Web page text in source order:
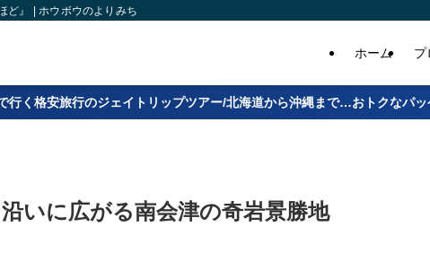
ど』 | ホウボウのよりみち
ホーム プ
行く格安旅行のジェイトリップツアー/北海道から沖縄まで…おトクなパ
いに広がる南会津の奇岩景勝地